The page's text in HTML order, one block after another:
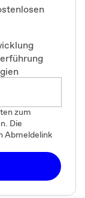
zum
Die
Abmeldelink